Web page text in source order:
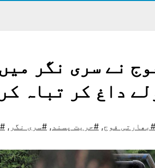
نے سری نگر
داغ کر تباہ
#بھارتی فوج, #حریت پسند, #سری نگر ,